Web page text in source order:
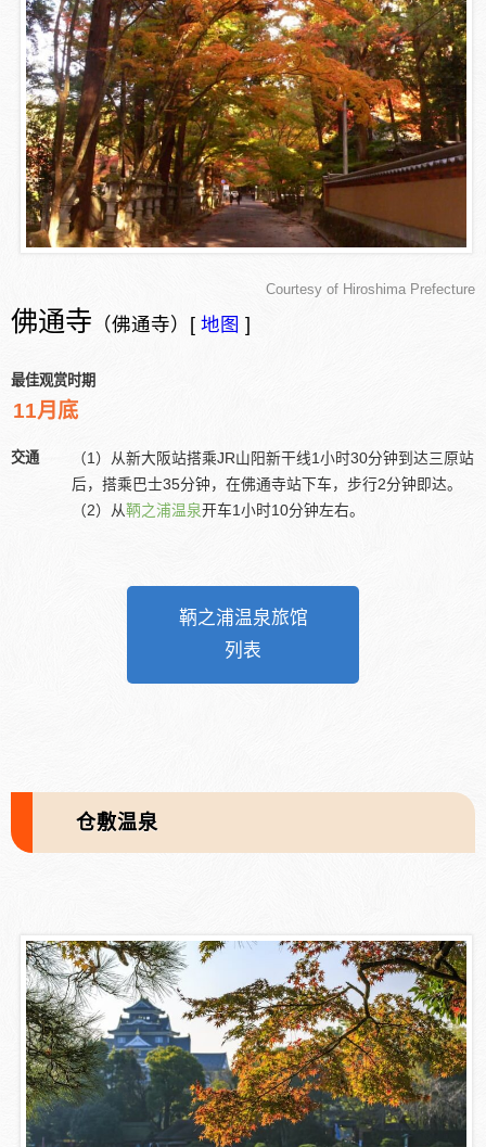
Courtesy of Hiroshima Prefecture
佛通寺 （佛通寺）[ 地图 ]
最佳观赏时期
11月底
交通
（1）从新大阪站搭乘JR山阳新干线1小时30分钟到达三原站
后，搭乘巴士35分钟，在佛通寺站下车，步行2分钟即达。
（2）从鞆之浦温泉开车1小时10分钟左右。
鞆之浦温泉旅馆
列表
仓敷温泉